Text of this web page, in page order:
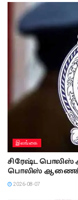
இலங்கை
சிரேஷ்ட பொலிஸ்
பொலிஸ்
2026-08-07